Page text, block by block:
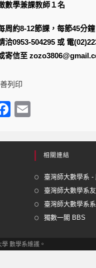
數學兼課教師１名
周約8-12節課，每節45分
洽0953-504295 或 電
寄信至
列印
F
c
ail
相關連結
臺灣師大數學系 -
臺灣師大數學系
臺灣師大數學系
獨數一閣 BBS
數學系維護。